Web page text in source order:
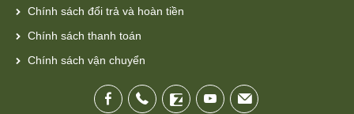
Chính sách đổi trả và hoàn tiền
Chính sách thanh toán
Chính sách vận chuyển